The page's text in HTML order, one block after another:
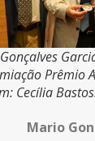
Prêmio
Cecília
Mario